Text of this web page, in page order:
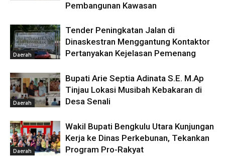
Pembangunan Kawasan
Daerah
Tender Peningkatan Jalan di
Dinaskestran Menggantung Kontaktor
Pertanyakan Kejelasan Pemenang
Daerah
Bupati Arie Septia Adinata S.E. M.Ap
Tinjau Lokasi Musibah Kebakaran di
Desa Senali
Daerah
Wakil Bupati Bengkulu Utara Kunjungan
Kerja ke Dinas Perkebunan, Tekankan
Program Pro-Rakyat